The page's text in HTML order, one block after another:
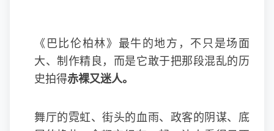
《巴比伦柏林》最牛的地方，不只是场面
大、制作精良，而是它敢于把那段混乱的历
史拍得赤裸又迷人。
舞厅的霓虹、街头的血雨、政客的阴谋、底